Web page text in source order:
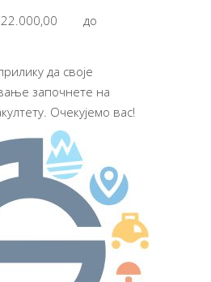
22.000,00 до
да своје
започнете на
Очекујемо вас!